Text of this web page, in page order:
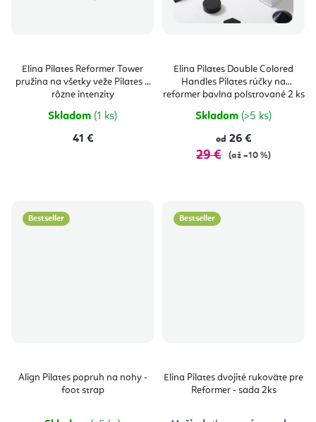
Elina Pilates Reformer Tower
pružina na všetky veže Pilates 3
rôzne intenzity
Skladom (1 ks)
41 €
Elina Pilates Double Colored
Handles Pilates rúčky na
reformer bavlna polstrované 2 ks
Skladom (>5 ks)
od 26 €
29 € (až –10 %)
Bestseller
Align Pilates popruh na nohy -
foot strap
Bestseller
Elina Pilates dvojité rukoväte pre
Reformer - sada 2ks